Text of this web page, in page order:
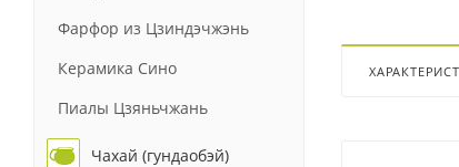
Фарфор из Цзиндэчжэнь
Керамика Сино
Пиалы Цзяньчжань
Чахай (гундаобэй)